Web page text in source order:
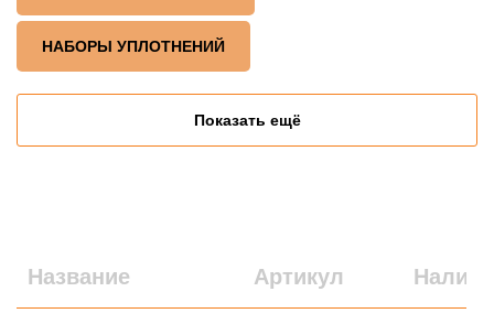
НАБОРЫ УПЛОТНЕНИЙ
Показать ещё
Название Артикул